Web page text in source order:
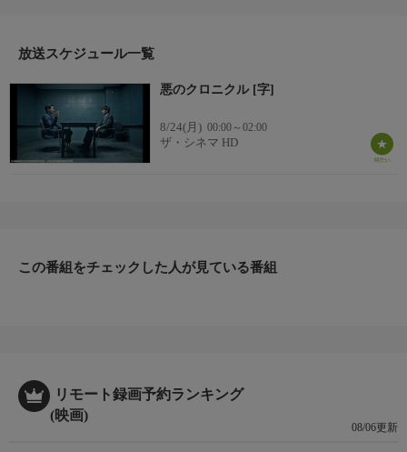
【出演】ソン・ヒョンジュ、パク・ソジュン、マ・ドンソク、チ
放送スケジュール一覧
悪のクロニクル [字]
8/24(月) 00:00～02:00
ザ・シネマ HD
この番組をチェックした人が見ている番組
リモート録画予約ランキング
(映画)
08/06更新